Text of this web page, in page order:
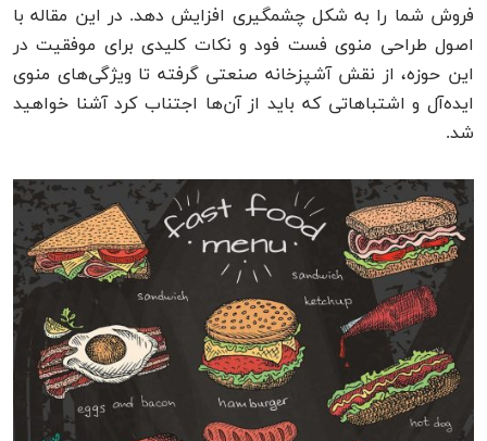
فروش شما را به شکل چشمگیری افزایش دهد. در این مقاله با
اصول طراحی منوی فست فود و نکات کلیدی برای موفقیت در
این حوزه، از نقش آشپزخانه صنعتی گرفته تا ویژگی‌های منوی
ایده‌آل و اشتباهاتی که باید از آن‌ها اجتناب کرد آشنا خواهید
شد.